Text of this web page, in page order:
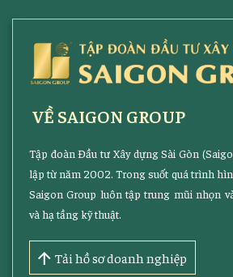
VỀ SAIGON GROUP
Tập đoàn Đầu tư Xây dựng Sài Gòn
lập từ năm 2002. Trong suốt quá trình
Saigon Group luôn tập trung mũi nhọn
và hạ tầng kỹ thuật.
Tải hồ sơ doanh nghiệp